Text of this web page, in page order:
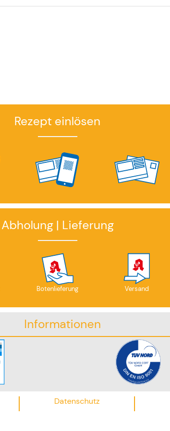
Rezept einlösen
Abholung | Lieferung
Botenlieferung Versand
Informationen
Datenschutz